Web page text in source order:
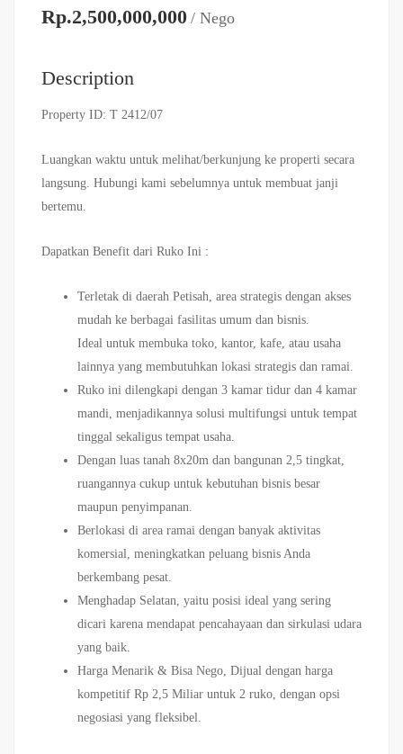
Rp.2,500,000,000 / Nego
Description
Property ID: T 2412/07
Luangkan waktu untuk melihat/berkunjung ke properti secara
langsung. Hubungi kami sebelumnya untuk membuat janji
bertemu.
Dapatkan Benefit dari Ruko Ini :
Terletak di daerah Petisah, area strategis dengan akses
mudah ke berbagai fasilitas umum dan bisnis.
Ideal untuk membuka toko, kantor, kafe, atau usaha
lainnya yang membutuhkan lokasi strategis dan ramai.
Ruko ini dilengkapi dengan 3 kamar tidur dan 4 kamar
mandi, menjadikannya solusi multifungsi untuk tempat
tinggal sekaligus tempat usaha.
Dengan luas tanah 8x20m dan bangunan 2,5 tingkat,
ruangannya cukup untuk kebutuhan bisnis besar
maupun penyimpanan.
Berlokasi di area ramai dengan banyak aktivitas
komersial, meningkatkan peluang bisnis Anda
berkembang pesat.
Menghadap Selatan, yaitu posisi ideal yang sering
dicari karena mendapat pencahayaan dan sirkulasi udara
yang baik.
Harga Menarik & Bisa Nego, Dijual dengan harga
kompetitif Rp 2,5 Miliar untuk 2 ruko, dengan opsi
negosiasi yang fleksibel.